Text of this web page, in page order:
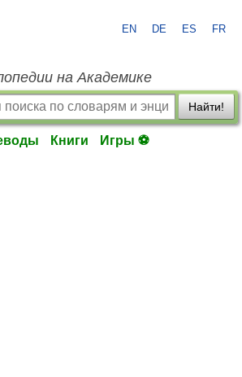
EN DE ES FR
на Академике
Найти!
Книги Игры ⚽